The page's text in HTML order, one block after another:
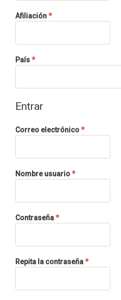
Afiliación*Obligatorio
País*Obligatorio
Entrar
Correo electrónico*Obligatorio
Nombre usuario*Obligatorio
Contraseña*Obligatorio
Repita la contraseña*